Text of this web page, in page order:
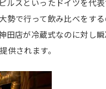
ルスといったドイツを代表
勢で行って飲み比べをする
田店が冷蔵式なのに対し瞬
供されます。